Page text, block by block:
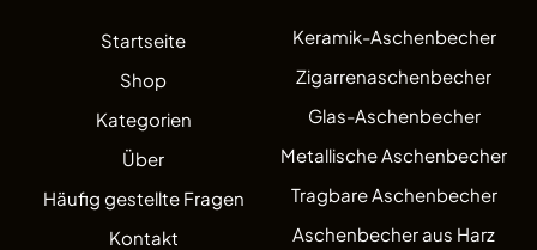
Startseite
Shop
Kategorien
Über
Häufig gestellte Fragen
Kontakt
Keramik-Aschenbecher
Zigarrenaschenbecher
Glas-Aschenbecher
Metallische Aschenbecher
Tragbare Aschenbecher
Aschenbecher aus Harz